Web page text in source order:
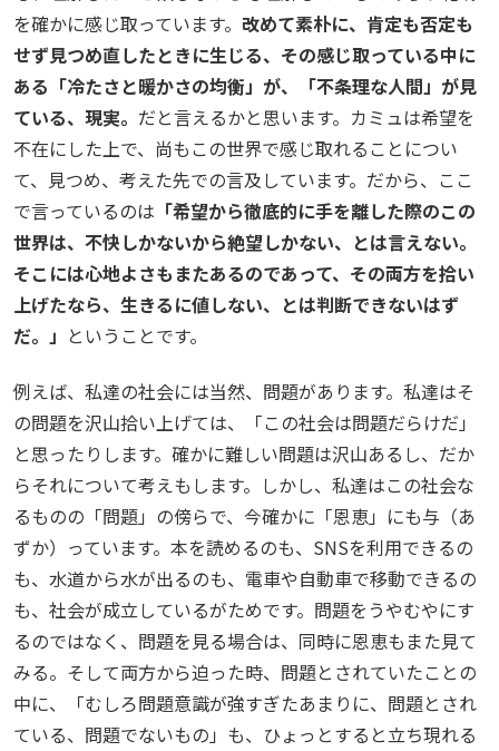
を確かに感じ取っています。 改めて素朴に、肯定も否定も
せず見つめ直したときに生じる、その感じ取っている中に
ある「冷たさと暖かさの均衡」が、「不条理な人間」が見
ている、現実。 だと言えるかと思います。カミュは希望を
不在にした上で、尚もこの世界で感じ取れることについ
て、見つめ、考えた先での言及しています。だから、ここ
で言っているのは 「希望から徹底的に手を離した際のこの
世界は、不快しかないから絶望しかない、とは言えない。
そこには心地よさもまたあるのであって、その両方を拾い
上げたなら、生きるに値しない、とは判断できないはず
だ。」 ということです。
例えば、私達の社会には当然、問題があります。私達はそ
の問題を沢山拾い上げては、「この社会は問題だらけだ」
と思ったりします。確かに難しい問題は沢山あるし、だか
らそれについて考えもします。しかし、私達はこの社会な
るものの「問題」の傍らで、今確かに「恩恵」にも与（あ
ずか）っています。本を読めるのも、SNSを利用できるの
も、水道から水が出るのも、電車や自動車で移動できるの
も、社会が成立しているがためです。問題をうやむやにす
るのではなく、問題を見る場合は、同時に恩恵もまた見て
みる。そして両方から迫った時、問題とされていたことの
中に、「むしろ問題意識が強すぎたあまりに、問題とされ
ている、問題でないもの」も、ひょっとすると立ち現れる